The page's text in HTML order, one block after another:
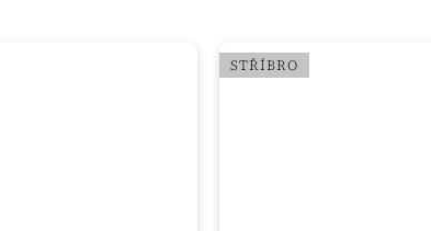
STŘÍBRO